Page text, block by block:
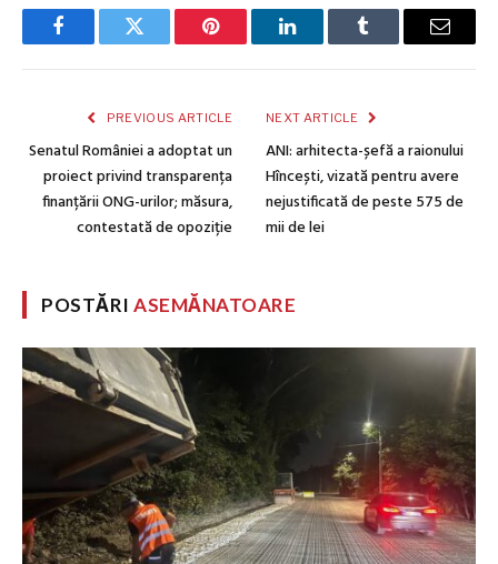
FacebookTwitter Pinterest LinkedInTumblr Email
PREVIOUS ARTICLE
Senatul României a adoptat un
proiect privind transparența
finanțării ONG-urilor; măsura,
contestată de opoziție
NEXT ARTICLE
ANI: arhitecta-șefă a raionului
Hîncești, vizată pentru avere
nejustificată de peste 575 de
mii de lei
POSTĂRIASEMĂNATOARE